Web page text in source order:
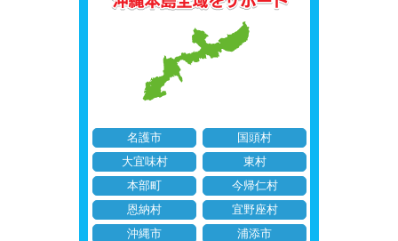
名護市
国頭村
大宜味村
東村
本部町
今帰仁村
恩納村
宜野座村
沖縄市
浦添市